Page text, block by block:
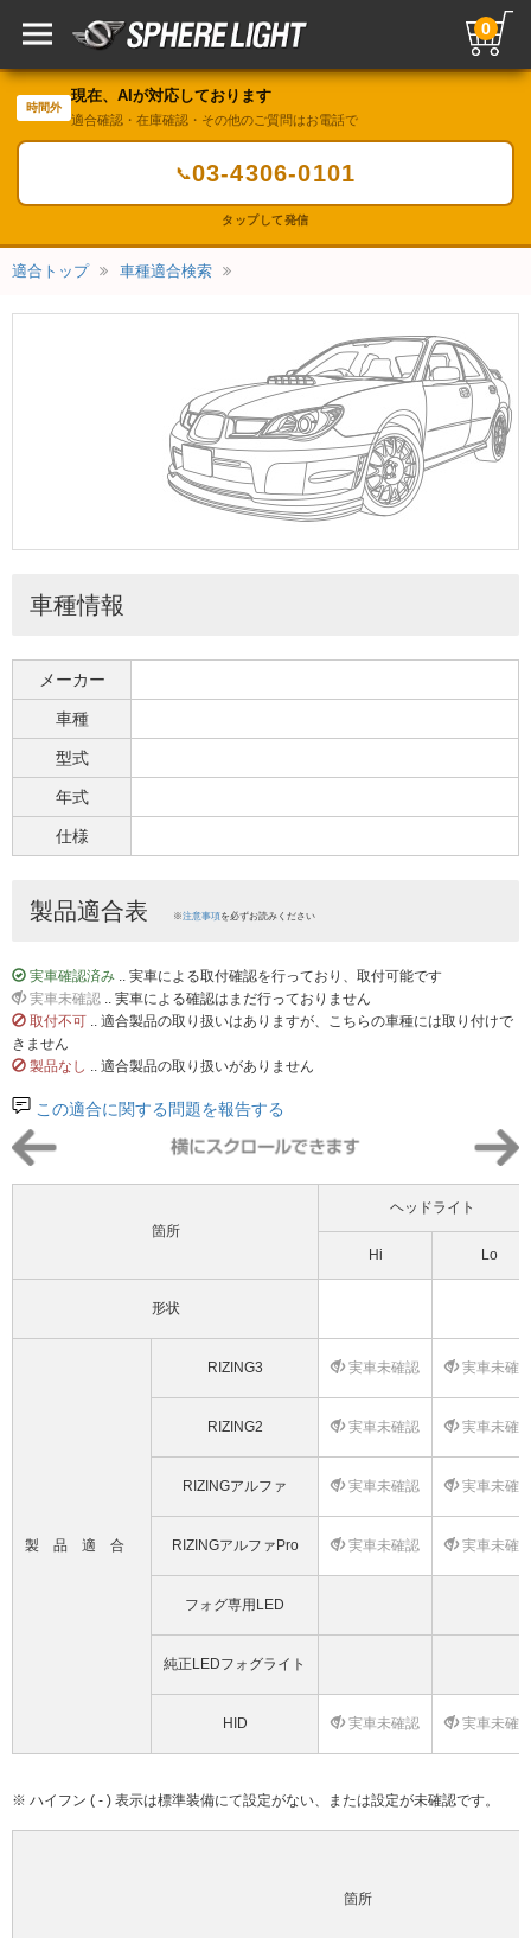
0
時間外
現在、AIが対応しております
適合確認・在庫確認・その他のご質問はお電話で
📞03-4306-0101
タップして発信
適合トップ 車種適合検索
車種情報
メーカー
車種
型式
年式
仕様
製品適合表 ※注意事項を必ずお読みください
実車確認済み .. 実車による取付確認を行っており、取付可能です
実車未確認 .. 実車による確認はまだ行っておりません
取付不可 .. 適合製品の取り扱いはありますが、こちらの車種には取り付けで
きません
製品なし .. 適合製品の取り扱いがありません
この適合に関する問題を報告する
箇所
ヘッドライト
Hi Lo
形状
製品適合
RIZING3 実車未確認 実車未確
RIZING2 実車未確認 実車未確
RIZINGアルファ 実車未確認 実車未確
RIZINGアルファPro 実車未確認 実車未確
フォグ専用LED
純正LEDフォグライト
HID 実車未確認 実車未確
※ ハイフン ( - ) 表示は標準装備にて設定がない、または設定が未確認です。
箇所